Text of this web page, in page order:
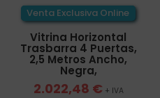
Venta Exclusiva Online
Vitrina Horizontal
Trasbarra 4 Puertas,
2,5 Metros Ancho,
Negra,
2.022,48 € + IVA